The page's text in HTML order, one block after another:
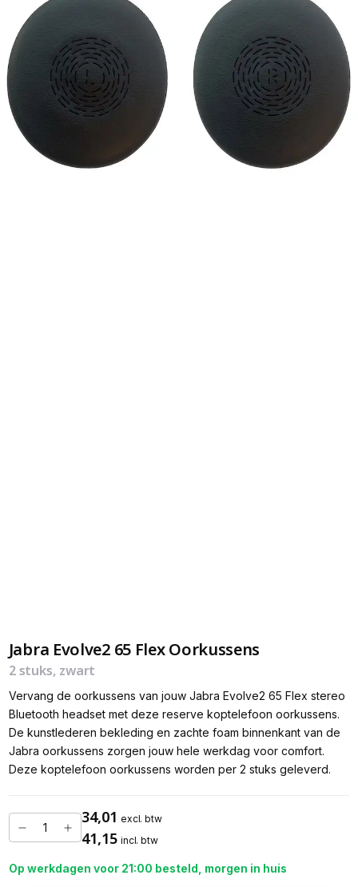
Jabra Evolve2 65 Flex Oorkussens
2 stuks, zwart
Vervang de oorkussens van jouw Jabra Evolve2 65 Flex stereo
Bluetooth headset met deze reserve koptelefoon oorkussens.
De kunstlederen bekleding en zachte foam binnenkant van de
Jabra oorkussens zorgen jouw hele werkdag voor comfort.
Deze koptelefoon oorkussens worden per 2 stuks geleverd.
34,01 excl. btw
41,15 incl. btw
Op werkdagen voor 21:00 besteld, morgen in huis